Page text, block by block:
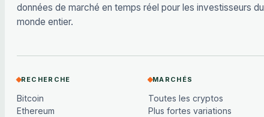
données de marché en temps réel pour les investisseurs du
monde entier.
RECHERCHE
Bitcoin
Ethereum
MARCHÉS
Toutes les cryptos
Plus fortes variations